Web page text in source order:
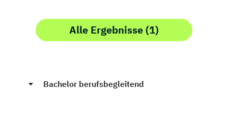
Alle Ergebnisse (1)
Bachelor berufsbegleitend